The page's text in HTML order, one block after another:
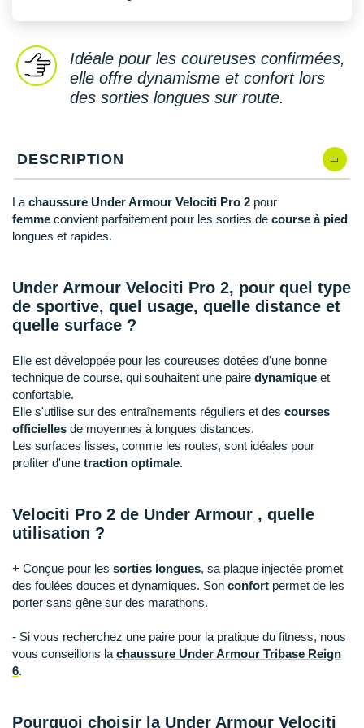
Idéale pour les coureuses confirmées,
elle offre dynamisme et confort lors
des sorties longues sur route.
DESCRIPTION
La chaussure Under Armour Velociti Pro 2 pour
femme convient parfaitement pour les sorties de course à pied
longues et rapides.
Under Armour Velociti Pro 2, pour quel type
de sportive, quel usage, quelle distance et
quelle surface ?
Elle est développée pour les coureuses dotées d'une bonne
technique de course, qui souhaitent une paire dynamique et
confortable.
Elle s'utilise sur des entraînements réguliers et des courses
officielles de moyennes à longues distances.
Les surfaces lisses, comme les routes, sont idéales pour
profiter d'une traction optimale.
Velociti Pro 2 de Under Armour , quelle
utilisation ?
+ Conçue pour les sorties longues, sa plaque injectée promet
des foulées douces et dynamiques. Son confort permet de les
porter sans gêne sur des marathons.
- Si vous recherchez une paire pour la pratique du fitness, nous
vous conseillons la chaussure Under Armour Tribase Reign
6.
Pourquoi choisir la Under Armour Velociti
DÉSTOCKAGE
+ Voir tous lesaccessoires
NNormal
Orca
OVERSTIMS
Patagonia
Polar
Puma
Raidlight
Reebok
Salomon
Saucony
Scarpa
Scott
Shokz
Sidas
Smoon